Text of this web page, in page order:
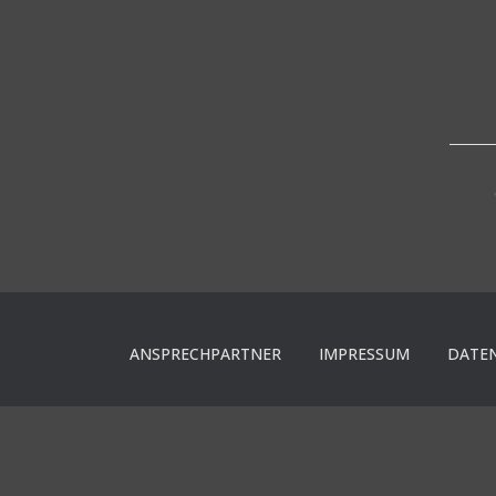
ANSPRECHPARTNER IMPRESSUM